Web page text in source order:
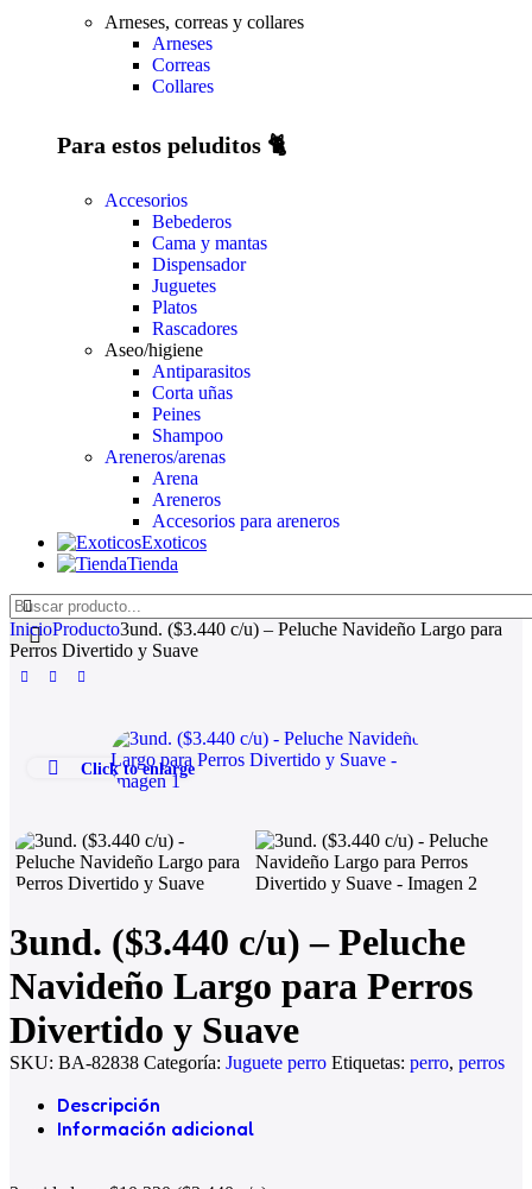
Arneses, correas y collares
Arneses
Correas
Collares
Para estos peluditos 🐈
Accesorios
Bebederos
Cama y mantas
Dispensador
Juguetes
Platos
Rascadores
Aseo/higiene
Antiparasitos
Corta uñas
Peines
Shampoo
Areneros/arenas
Arena
Areneros
Accesorios para areneros
Exoticos
Tienda
InicioProducto3und. ($3.440 c/u) – Peluche Navideño Largo para
Perros Divertido y Suave
Click to enlarge
3und. ($3.440 c/u) – Peluche
Navideño Largo para Perros
Divertido y Suave
SKU: BA-82838 Categoría: Juguete perro Etiquetas: perro, perros
Descripción
Información adicional